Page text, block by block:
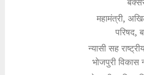
महामंत्री,
परिषद,
न्यासी सह
भोजपुरी विकास